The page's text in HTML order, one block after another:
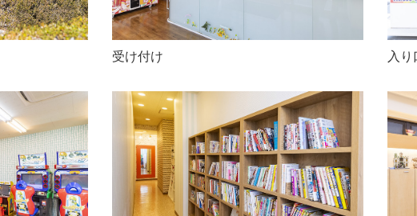
受け付け 入り